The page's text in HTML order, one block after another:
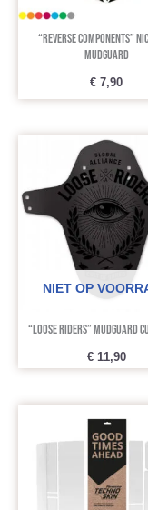
“Reverse Components”
Mudguard
€ 7,90
NIET OP
“Loose Riders” Mudguard
€11,90